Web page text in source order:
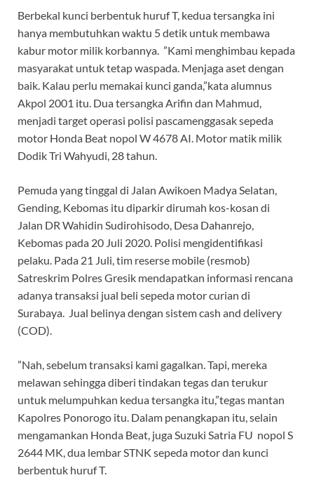
Berbekal kunci berbentuk huruf T, kedua tersangka ini
hanya membutuhkan waktu 5 detik untuk membawa
kabur motor milik korbannya. ”Kami menghimbau kepada
masyarakat untuk tetap waspada. Menjaga aset dengan
baik. Kalau perlu memakai kunci ganda,”kata alumnus
Akpol 2001 itu. Dua tersangka Arifin dan Mahmud,
menjadi target operasi polisi pascamenggasak sepeda
motor Honda Beat nopol W 4678 AI. Motor matik milik
Dodik Tri Wahyudi, 28 tahun.
Pemuda yang tinggal di Jalan Awikoen Madya Selatan,
Gending, Kebomas itu diparkir dirumah kos-kosan di
Jalan DR Wahidin Sudirohisodo, Desa Dahanrejo,
Kebomas pada 20 Juli 2020. Polisi mengidentifikasi
pelaku. Pada 21 Juli, tim reserse mobile (resmob)
Satreskrim Polres Gresik mendapatkan informasi rencana
adanya transaksi jual beli sepeda motor curian di
Surabaya. Jual belinya dengan sistem cash and delivery
(COD).
”Nah, sebelum transaksi kami gagalkan. Tapi, mereka
melawan sehingga diberi tindakan tegas dan terukur
untuk melumpuhkan kedua tersangka itu,”tegas mantan
Kapolres Ponorogo itu. Dalam penangkapan itu, selain
mengamankan Honda Beat, juga Suzuki Satria FU nopol S
2644 MK, dua lembar STNK sepeda motor dan kunci
berbentuk huruf T.